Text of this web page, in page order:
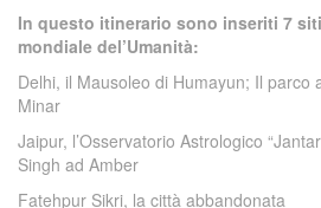
In questo itinerario sono inseriti 7
mondiale del’Umanità:
Delhi, il Mausoleo di Humayun; Il parco
Minar
Jaipur, l’Osservatorio Astrologico
Singh ad Amber
Fatehpur Sikri, la città abbandonata